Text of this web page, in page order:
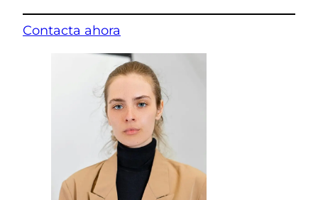
Contacta ahora